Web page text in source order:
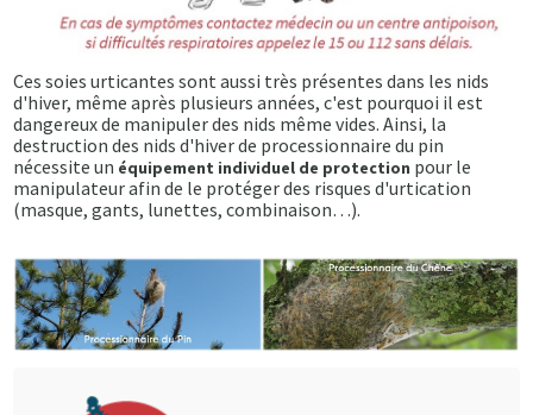
Ces soies urticantes sont aussi très présentes dans les nids
d'hiver, même après plusieurs années, c'est pourquoi il est
dangereux de manipuler des nids même vides. Ainsi, la
destruction des nids d'hiver de processionnaire du pin
nécessite un équipement individuel de protection pour le
manipulateur afin de le protéger des risques d'urtication
(masque, gants, lunettes, combinaison…).